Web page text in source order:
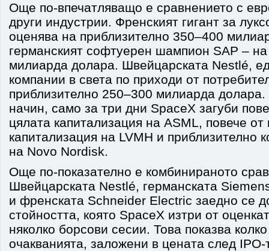
Още по-впечатляващо е сравнението с
други индустрии. Френският гигант за
оценява на приблизително 350–400
германският софтуерен шампион SAP –
милиарда долара. Швейцарската Nestlé,
компании в света по приходи от
приблизително 250–300 милиарда долара.
начин, само за три дни SpaceX загуби
цялата капитализация на ASML, повече от
капитализация на LVMH и приблизително
на Novo Nordisk.
Още по-показателно е комбинираното
Швейцарската Nestlé, германската
и френската Schneider Electric заедно се
стойността, която SpaceX изтри от
няколко борсови сесии. Това показва
очакванията, заложени в цената след IPO-